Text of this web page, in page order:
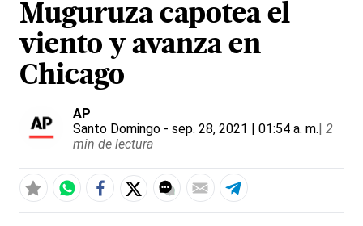
Muguruza capotea el
viento y avanza en
Chicago
AP
Santo Domingo - sep. 28, 2021 | 01:54 a. m.| 2
min de lectura